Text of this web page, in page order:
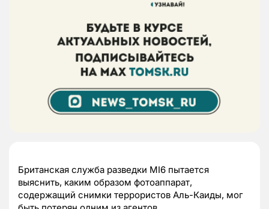
Британская служба разведки MI6 пытается
выяснить, каким образом фотоаппарат,
содержащий снимки террористов Аль-Каиды, мог